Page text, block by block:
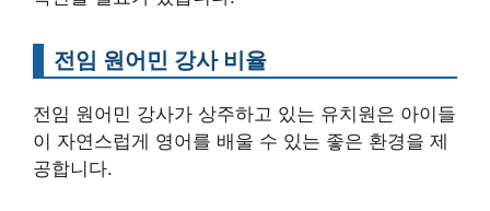
전임 원어민 강사 비율
전임 원어민 강사가 상주하고 있는 유치원은 아이들
이 자연스럽게 영어를 배울 수 있는 좋은 환경을 제
공합니다.